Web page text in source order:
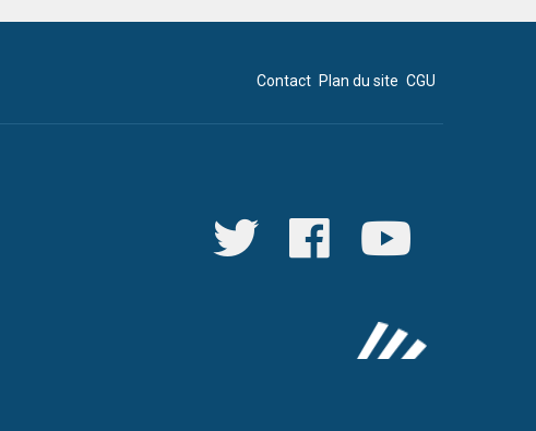
Contact Plan du site CGU